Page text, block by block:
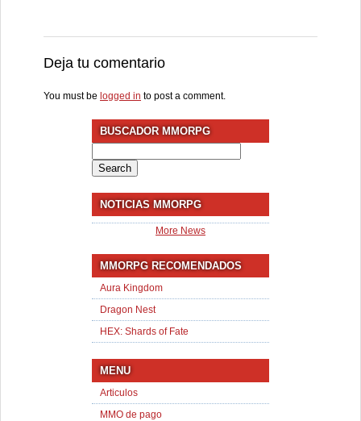
Deja tu comentario
You must be logged in to post a comment.
BUSCADOR MMORPG
for:
NOTICIAS MMORPG
More News
MMORPG RECOMENDADOS
Aura Kingdom
Dragon Nest
HEX: Shards of Fate
MENU
Articulos
MMO de pago